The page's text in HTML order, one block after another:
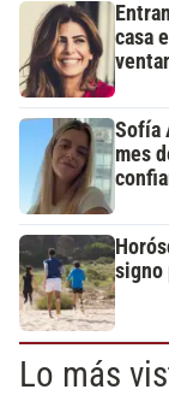
casa
Sofía
mes
signo
Lo más